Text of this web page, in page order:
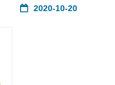
2020-10-20